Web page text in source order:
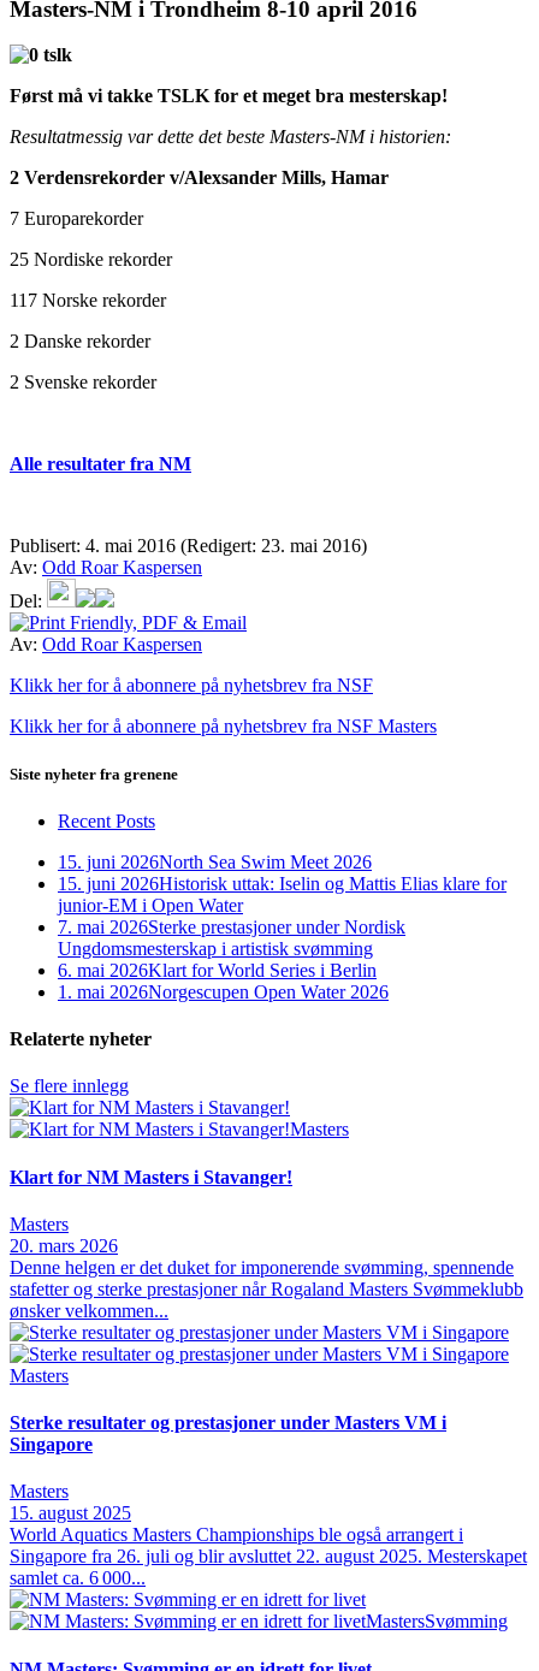
Masters-NM i Trondheim 8-10 april 2016
Først må vi takke TSLK for et meget bra mesterskap!
Resultatmessig var dette det beste Masters-NM i historien:
2 Verdensrekorder v/Alexsander Mills, Hamar
7 Europarekorder
25 Nordiske rekorder
117 Norske rekorder
2 Danske rekorder
2 Svenske rekorder
Alle resultater fra NM
Publisert: 4. mai 2016 (Redigert: 23. mai 2016)
Av: Odd Roar Kaspersen
Del:
Av: Odd Roar Kaspersen
Klikk her for å abonnere på nyhetsbrev fra NSF
Klikk her for å abonnere på nyhetsbrev fra NSF Masters
Siste nyheter fra grenene
Recent Posts
15. juni 2026North Sea Swim Meet 2026
15. juni 2026Historisk uttak: Iselin og Mattis Elias klare for
junior-EM i Open Water
7. mai 2026Sterke prestasjoner under Nordisk
Ungdomsmesterskap i artistisk svømming
6. mai 2026Klart for World Series i Berlin
1. mai 2026Norgescupen Open Water 2026
Relaterte nyheter
Se flere innlegg
Masters
Klart for NM Masters i Stavanger!
Masters
20. mars 2026
Denne helgen er det duket for imponerende svømming, spennende
stafetter og sterke prestasjoner når Rogaland Masters Svømmeklubb
ønsker velkommen...
Masters
Sterke resultater og prestasjoner under Masters VM i
Singapore
Masters
15. august 2025
World Aquatics Masters Championships ble også arrangert i
Singapore fra 26. juli og blir avsluttet 22. august 2025. Mesterskapet
samlet ca. 6 000...
MastersSvømming